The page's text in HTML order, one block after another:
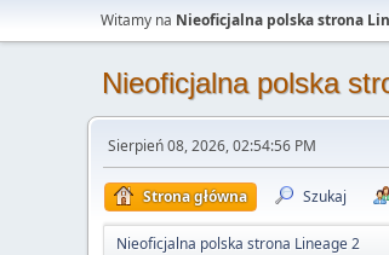
Witamy na Nieoficjalna polska strona
Nieoficjalna polska
Sierpień 08, 2026, 02:54:56 PM
Strona główna Szukaj
Nieoficjalna polska strona Lineage 2